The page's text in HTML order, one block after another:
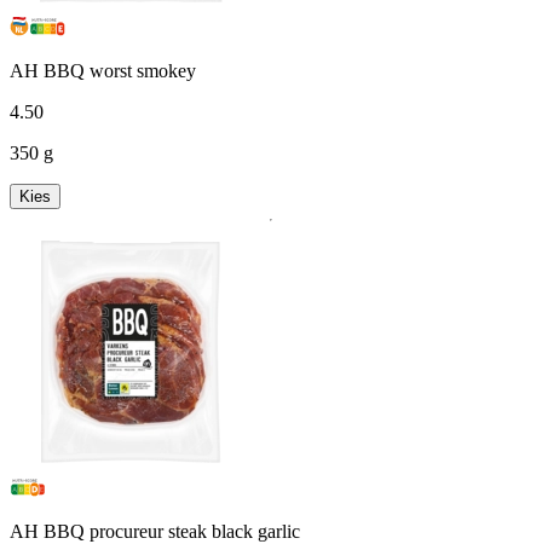
AH BBQ worst smokey
4.50
350 g
Kies
AH BBQ procureur steak black garlic